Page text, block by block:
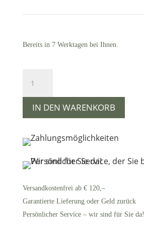
Bereits in 7 Werktagen bei Ihnen.
aus
individuellen
Fertiggerichten
vom
Angusrind
Menge
IN DEN WARENKORB
Versandkostenfrei ab € 120,–
Garantierte Lieferung oder Geld zurück
Persönlicher Service – wir sind für Sie da!